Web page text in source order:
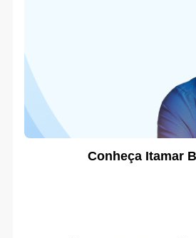
Conheça Itamar